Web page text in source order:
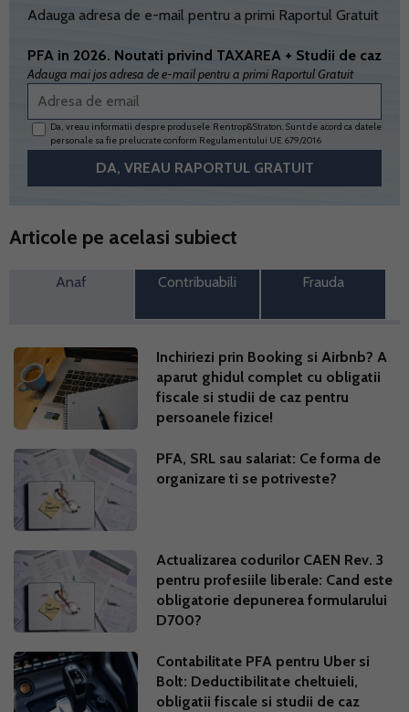
Adauga adresa de e-mail pentru a primi Raportul Gratuit
PFA in 2026. Noutati privind TAXAREA + Studii de caz
Adauga mai jos adresa de e-mail pentru a primi Raportul Gratuit
Da, vreau informatii despre produsele Rentrop&Straton. Sunt de acord ca datele
personale sa fie prelucrate conform Regulamentului UE 679/2016
Articole pe acelasi subiect
Anaf Contribuabili Frauda
Inchiriezi prin Booking si Airbnb? A
aparut ghidul complet cu obligatii
fiscale si studii de caz pentru
persoanele fizice!
PFA, SRL sau salariat: Ce forma de
organizare ti se potriveste?
Actualizarea codurilor CAEN Rev. 3
pentru profesiile liberale: Cand este
obligatorie depunerea formularului
D700?
Contabilitate PFA pentru Uber si
Bolt: Deductibilitate cheltuieli,
obligatii fiscale si studii de caz